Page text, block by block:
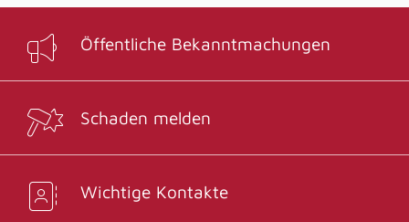
Öffentliche Bekanntmachungen
Schaden melden
Wichtige Kontakte